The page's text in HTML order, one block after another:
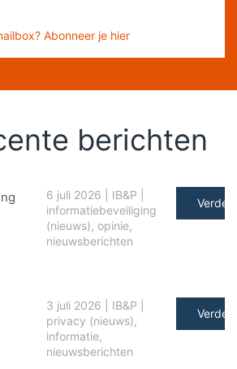
Abonneer je hier
berichten
6 juli 2026 IB&P
informatiebeveiliging
(nieuws), opinie,
nieuwsberichten
Verder
3 juli 2026 IB&P
privacy (nieuws),
informatie,
nieuwsberichten
Verder